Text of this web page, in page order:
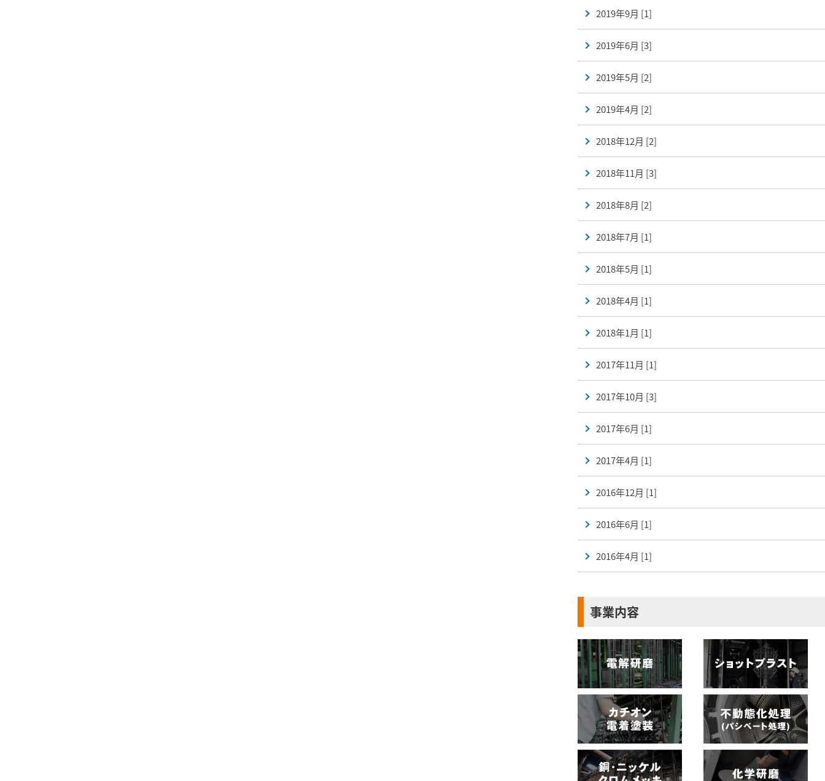
2019年9月 [1]
2019年6月 [3]
2019年5月 [2]
2019年4月 [2]
2018年12月 [2]
2018年11月 [3]
2018年8月 [2]
2018年7月 [1]
2018年5月 [1]
2018年4月 [1]
2018年1月 [1]
2017年11月 [1]
2017年10月 [3]
2017年6月 [1]
2017年4月 [1]
2016年12月 [1]
2016年6月 [1]
2016年4月 [1]
事業内容